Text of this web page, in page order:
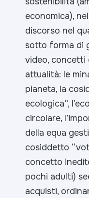
economica),
discorso nel
sotto forma di
video,
attualità: le
pianeta, la
ecologica”,
circolare,
della equa
cosiddetto
concetto
pochi adulti)
acquisti,